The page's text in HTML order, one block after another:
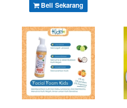
Beli Sekarang